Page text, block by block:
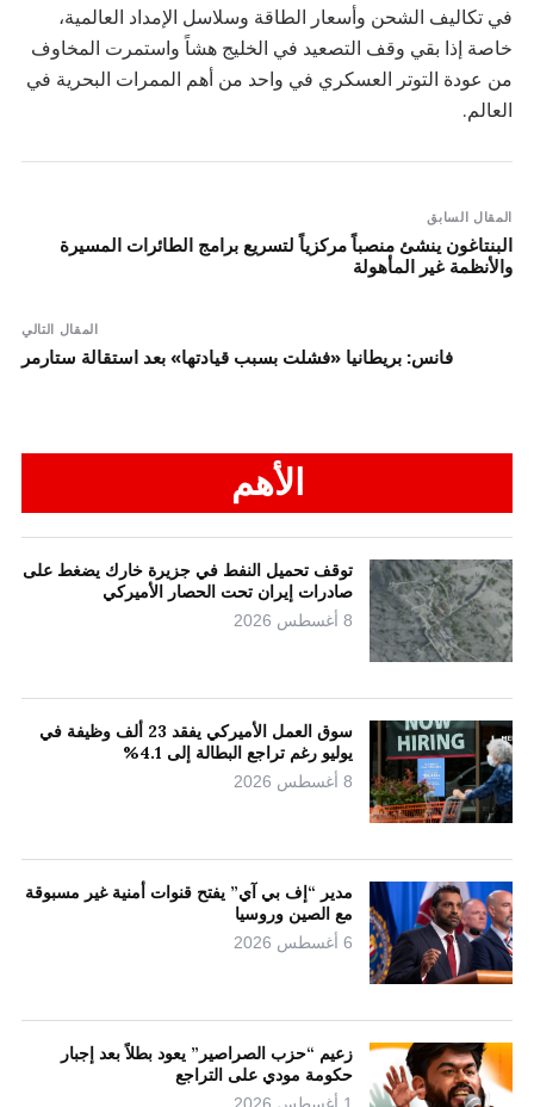
في تكاليف الشحن وأسعار الطاقة وسلاسل الإمداد العالمية،
خاصة إذا بقي وقف التصعيد في الخليج هشاً واستمرت المخاوف
من عودة التوتر العسكري في واحد من أهم الممرات البحرية في
العالم.
المقال السابق
البنتاغون ينشئ منصباً مركزياً لتسريع برامج الطائرات المسيرة
والأنظمة غير المأهولة
المقال التالي
فانس: بريطانيا «فشلت بسبب قيادتها» بعد استقالة ستارمر
الأهم
توقف تحميل النفط في جزيرة خارك يضغط على
صادرات إيران تحت الحصار الأميركي
8 أغسطس 2026
سوق العمل الأميركي يفقد 23 ألف وظيفة في
يوليو رغم تراجع البطالة إلى 4.1%
8 أغسطس 2026
مدير “إف بي آي” يفتح قنوات أمنية غير مسبوقة
مع الصين وروسيا
6 أغسطس 2026
زعيم “حزب الصراصير” يعود بطلاً بعد إجبار
حكومة مودي على التراجع